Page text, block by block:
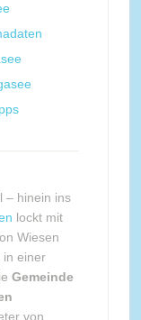
– hinein ins
lockt mit
Wiesen
in einer
Gemeinde
von